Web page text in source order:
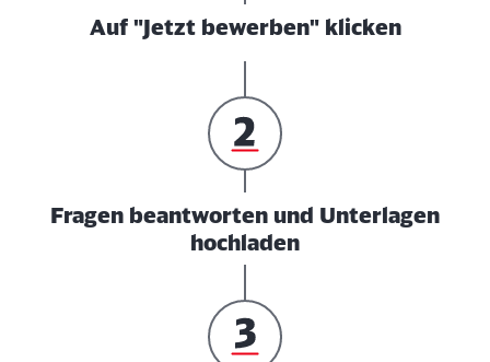
Auf "Jetzt bewerben" klicken
Fragen beantworten und Unterlagen
hochladen